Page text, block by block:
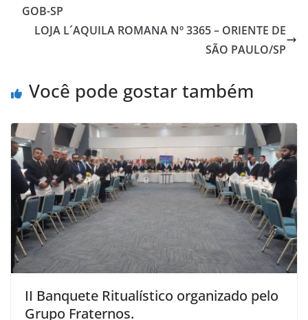
GOB-SP
LOJA L´AQUILA ROMANA Nº 3365 – ORIENTE DE
SÃO PAULO/SP
Você pode gostar também
II Banquete Ritualístico organizado pelo
Grupo Fraternos.